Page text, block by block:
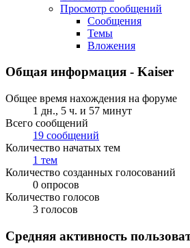
Просмотр сообщений
Сообщения
Темы
Вложения
Общая информация - Kaiser
Общее время нахождения на форуме
1 дн., 5 ч. и 57 минут
Всего сообщений
19 сообщений
Количество начатых тем
1 тем
Количество созданных голосований
0 опросов
Количество голосов
3 голосов
Средняя активность